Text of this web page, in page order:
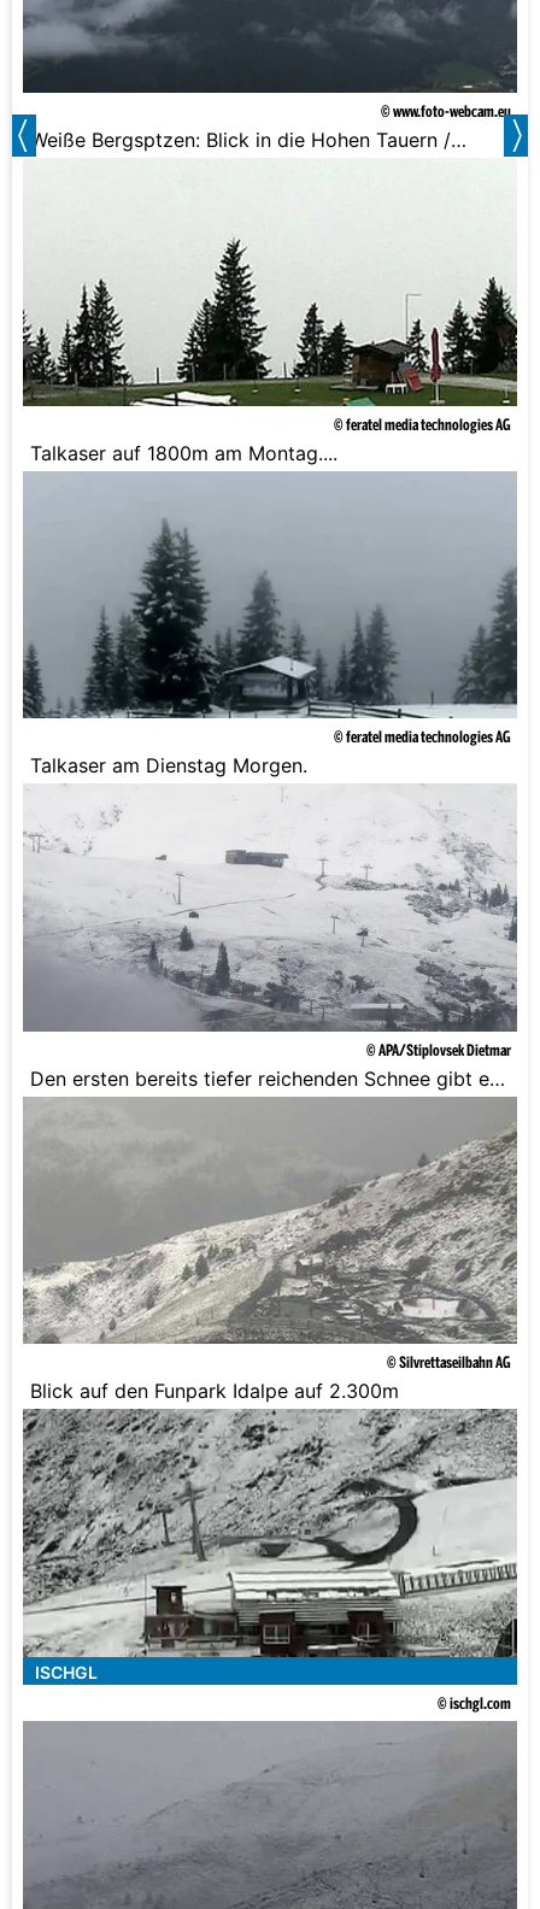
© www.foto-webcam.eu
Weiße Bergsptzen: Blick in die Hohen Tauern /
© feratel media technologies AG
Talkaser auf 1800m am Montag....
© feratel media technologies AG
Talkaser am Dienstag Morgen.
© APA/Stiplovsek Dietmar
Den ersten bereits tiefer reichenden Schnee gibt es
© Silvrettaseilbahn AG
Blick auf den Funpark Idalpe auf 2.300m
ISCHGL
© ischgl.com